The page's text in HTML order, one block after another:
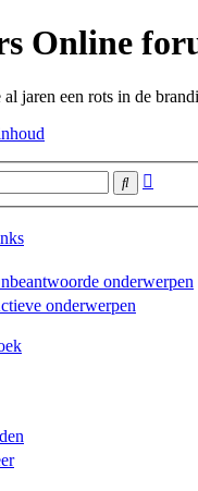
Online
jaren een rots in de
Zoek
onderwerpen
onderwerpen